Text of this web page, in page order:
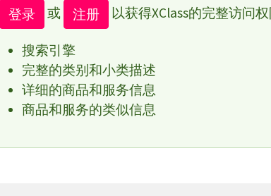
登录 或 注册 以获得XClass的完整访问权
搜索引擎
完整的类别和小类描述
详细的商品和服务信息
商品和服务的类似信息